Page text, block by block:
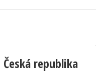
republika